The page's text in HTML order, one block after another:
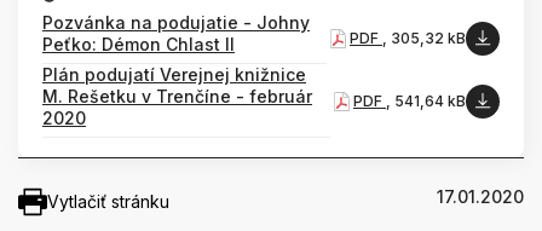
Pozvánka na podujatie - Johny
Peťko: Démon Chlast II
PDF , 305,32 kB
Plán podujatí Verejnej knižnice
M. Rešetku v Trenčíne - február
2020
PDF , 541,64 kB
Vytlačiť stránku 17.01.2020